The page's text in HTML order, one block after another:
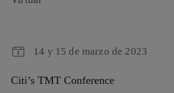
14 y 15 de marzo de 2023
Citi’s TMT Conference